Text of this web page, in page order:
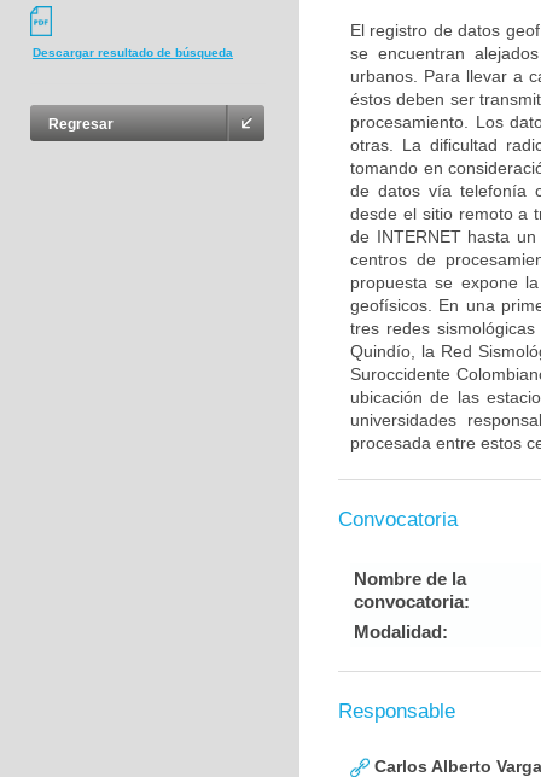
Descargar resultado de búsqueda
Regresar
El registro de datos
se encuentran
urbanos. Para llevar a
éstos deben ser
procesamiento. Los
otras. La dificultad
tomando en
de datos vía telefonía
desde el sitio remoto a
de INTERNET hasta
centros de
propuesta se expone
geofísicos. En una
tres redes
Quindío, la Red
Suroccidente
ubicación de las
universidades
procesada entre estos
Convocatoria
Nombre de la
convocatoria:
Modalidad:
Responsable
Carlos Alberto